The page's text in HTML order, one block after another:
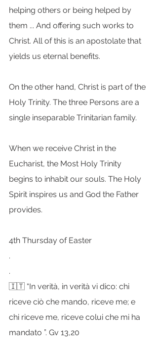
helping others or being helped by
them ... And offering such works to
Christ. All of this is an apostolate that
yields us eternal benefits.
On the other hand, Christ is part of the
Holy Trinity. The three Persons are a
single inseparable Trinitarian family.
When we receive Christ in the
Eucharist, the Most Holy Trinity
begins to inhabit our souls. The Holy
Spirit inspires us and God the Father
provides.
4th Thursday of Easter
.
.
🇮🇹 “In verità, in verità vi dico: chi
riceve ciò che mando, riceve me; e
chi riceve me, riceve colui che mi ha
mandato ”. Gv 13,20